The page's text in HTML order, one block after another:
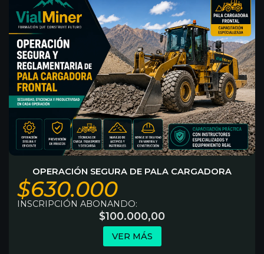
OPERACIÓN SEGURA DE PALA CARGADORA
$630.000
INSCRIPCIÓN ABONANDO:
$100.000,00
VER MÁS